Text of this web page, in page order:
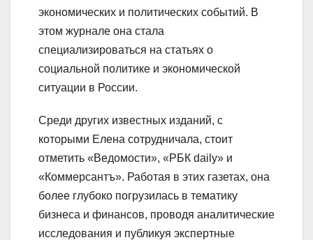
экономических и политических событий. В
этом журнале она стала
специализироваться на статьях о
социальной политике и экономической
ситуации в России.
Среди других известных изданий, с
которыми Елена сотрудничала, стоит
отметить «Ведомости», «РБК daily» и
«Коммерсантъ». Работая в этих газетах, она
более глубоко погрузилась в тематику
бизнеса и финансов, проводя аналитические
исследования и публикуя экспертные